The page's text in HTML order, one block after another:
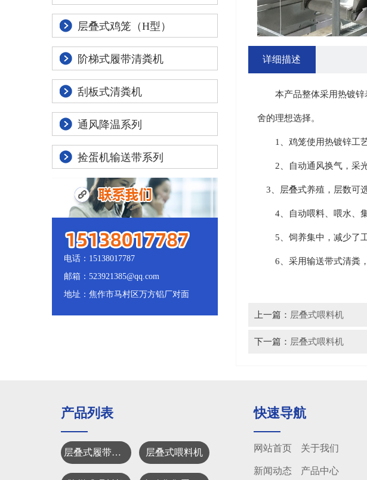
层叠式鸡笼（H型）
阶梯式履带清粪机
刮板式清粪机
通风降温系列
捡蛋机输送带系列
电话：15138017787
邮箱：523921385@qq.com
地址：焦作市马村区万方铝厂对面
详细描述
本产品整体采用热镀锌表
舍的理想选择。
1、鸡笼使用热镀锌工艺
2、自动通风换气，采光
3、层叠式养殖，层数可
4、自动喂料、喂水、集
5、饲养集中，减少了工
6、采用输送带式清粪，
上一篇： 层叠式喂料机
下一篇： 层叠式喂料机
产品列表
层叠式履带清粪机 层叠式喂料机
快速导航
网站首页 关于我们
新闻动态 产品中心